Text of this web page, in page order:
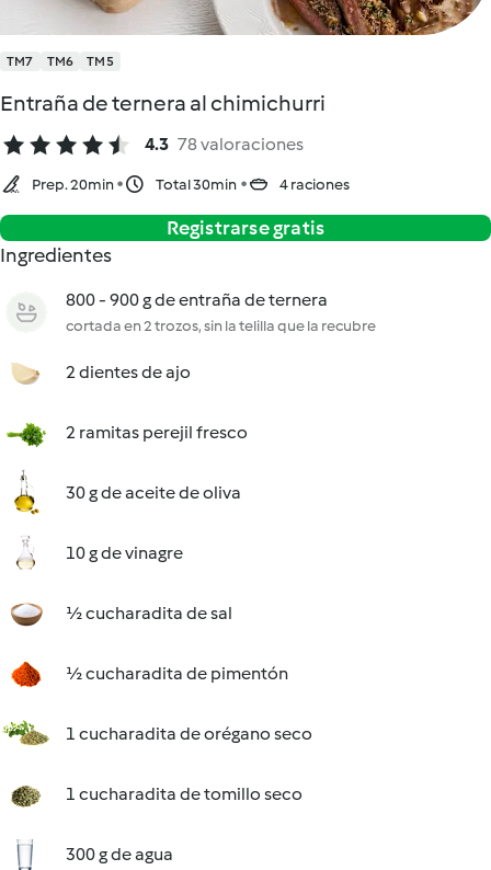
TM7 TM6 TM5
Entraña de ternera al chimichurri
4.3 78 valoraciones
Prep. 20min Total 30min 4 raciones
Registrarse gratis
Ingredientes
800 - 900 g de entraña de ternera
cortada en 2 trozos, sin la telilla que la recubre
2 dientes de ajo
2 ramitas perejil fresco
30 g de aceite de oliva
10 g de vinagre
½ cucharadita de sal
½ cucharadita de pimentón
1 cucharadita de orégano seco
1 cucharadita de tomillo seco
300 g de agua